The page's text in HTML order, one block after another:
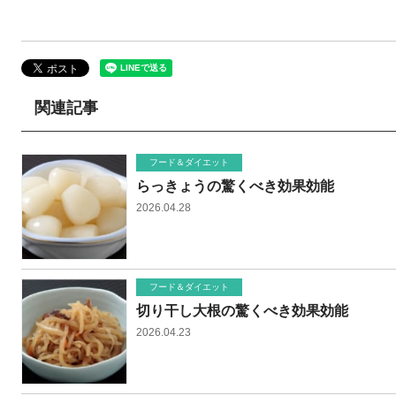
関連記事
フード＆ダイエット
らっきょうの驚くべき効果効能
2026.04.28
フード＆ダイエット
切り干し大根の驚くべき効果効能
2026.04.23